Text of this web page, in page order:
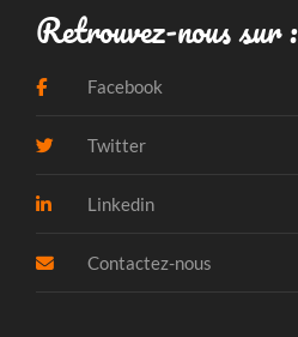
Retrouvez-nous sur :
Facebook
Twitter
Linkedin
Contactez-nous